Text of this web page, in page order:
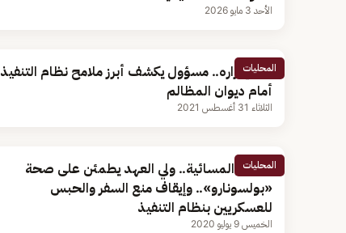
الأحد 3 مايو 2026
المحليات
بعد إقراره.. مسؤول يكشف أبرز ملامح نظام التنفيذ
أمام ديوان المظالم
الثلاثاء 31 أغسطس 2021
المحليات
النشرة المسائية.. ولي العهد يطمئن على صحة
«بولسونارو».. وإيقاف منع السفر والحبس
للعسكريين بنظام التنفيذ
الخميس 9 يوليو 2020